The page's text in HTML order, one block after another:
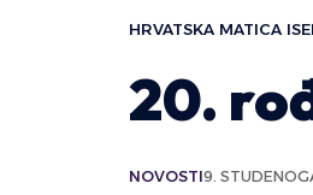
HRVATSKA MATICA
20.
NOVOSTI9.